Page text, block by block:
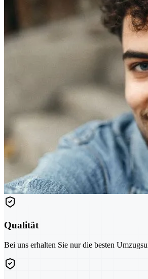
Qualität
Bei uns erhalten Sie nur die besten